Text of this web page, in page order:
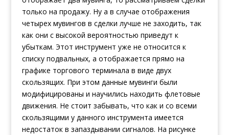
только на продажу. Ну а в случае отображения
четырех мувингов в сделки лучше не заходить, так
как они с высокой вероятностью приведут к
убыткам. Этот инструмент уже не относится к
списку подвальных, а отображается прямо на
графике торгового терминала в виде двух
скользящих. При этом данные мувинги были
модифицированы и научились находить флетовые
движения. Не стоит забывать, что как и со всеми
скользящими у данного инструмента имеется
недостаток в запаздывании сигналов. На рисунке